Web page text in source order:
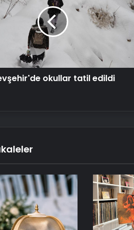
okullar tatil edildi